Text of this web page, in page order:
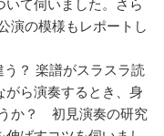
いて伺いました。さら
演の模様もレポートし
う？ 楽譜がスラスラ読
がら演奏するとき、身
か？ 初見演奏の研究